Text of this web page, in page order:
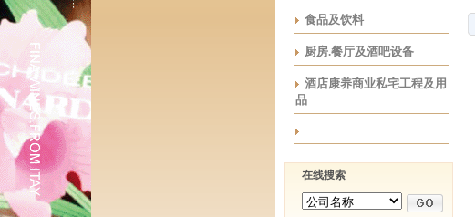
食品及饮料
厨房.餐厅及酒吧设备
酒店康养商业私宅工程及用
品
在线搜索